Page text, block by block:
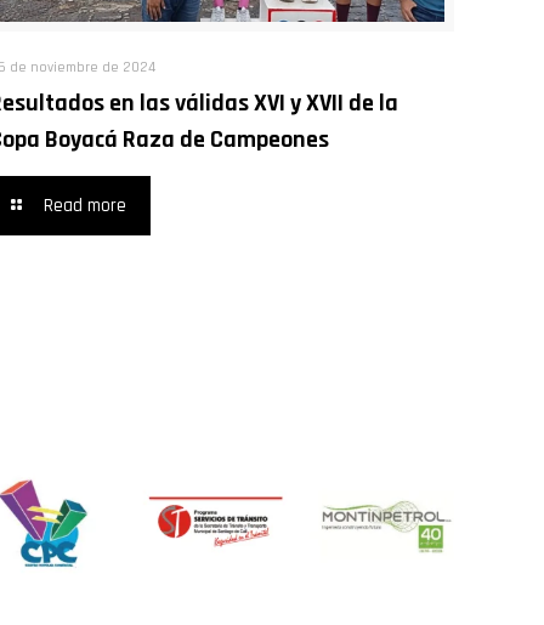
de noviembre de 2024
en las válidas XVI y XVII de la
Boyacá Raza de Campeones
Read more